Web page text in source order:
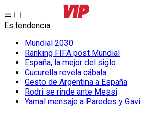
Es tendencia:
Mundial 2030
Ranking FIFA post Mundial
España, la mejor del siglo
Cucurella revela cábala
Gesto de Argentina a España
Rodri se rinde ante Messi
Yamal mensaje a Paredes y Gavi